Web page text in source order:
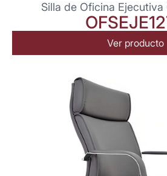
Silla de Oficina Ejecutiva
Ver producto